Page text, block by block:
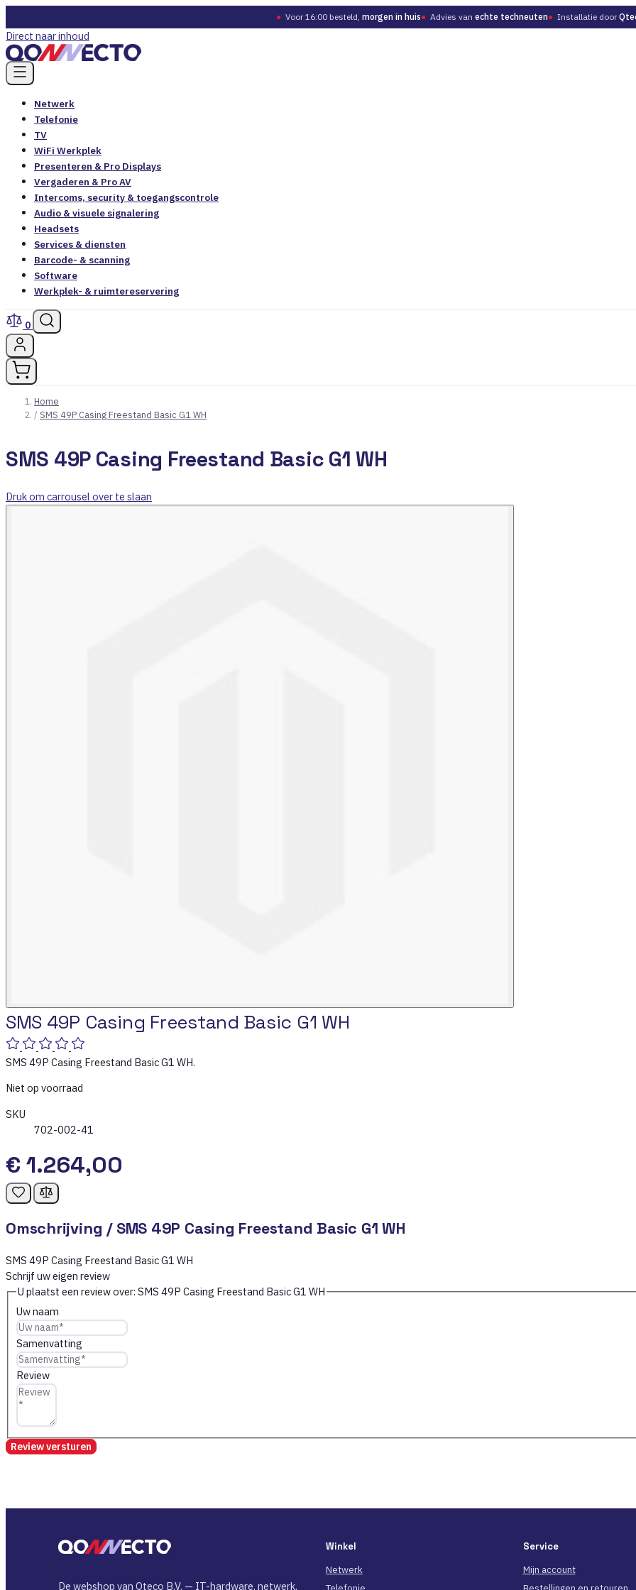
● Voor 16:00 besteld, morgen in huis● Advies van echte techneuten● Installatie door
Direct naar inhoud
Netwerk
Telefonie
TV
WiFi Werkplek
Presenteren & Pro Displays
Vergaderen & Pro AV
Intercoms, security & toegangscontrole
Audio & visuele signalering
Headsets
Services & diensten
Barcode- & scanning
Software
Werkplek- & ruimtereservering
0
Home
/ SMS 49P Casing Freestand Basic G1 WH
SMS 49P Casing Freestand Basic G1 WH
Druk om carrousel over te slaan
SMS 49P Casing Freestand Basic G1 WH
SMS 49P Casing Freestand Basic G1 WH.
Niet op voorraad
SKU
702-002-41
€ 1.264,00
Omschrijving / SMS 49P Casing Freestand Basic G1 WH
SMS 49P Casing Freestand Basic G1 WH
Schrijf uw eigen review
U plaatst een review over: SMS 49P Casing Freestand Basic G1 WH
Uw naam
Samenvatting
Review
Review versturen
De webshop van Qteco B.V. — IT-hardware, netwerk,
Winkel
Netwerk
Service
Mijn account